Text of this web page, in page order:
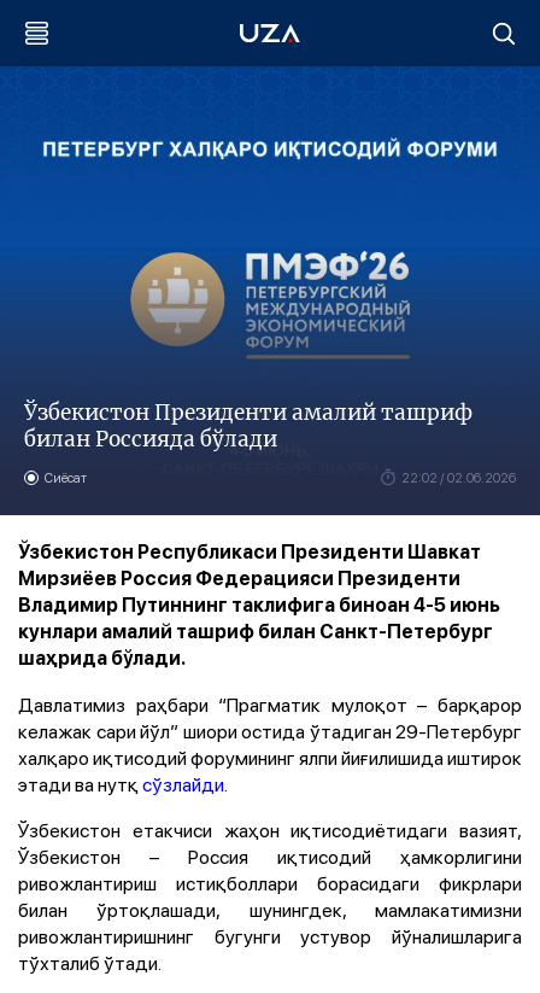
Ўзбекистон Президенти амалий ташриф
билан Россияда бўлади
Сиёсат 22:02 / 02.06.2026
Ўзбекистон Республикаси Президенти Шавкат
Мирзиёев Россия Федерацияси Президенти
Владимир Путиннинг таклифига биноан 4-5 июнь
кунлари амалий ташриф билан Санкт-Петербург
шаҳрида бўлади.
Давлатимиз раҳбари “Прагматик мулоқот – барқарор
келажак сари йўл” шиори остида ўтадиган 29-Петербург
халқаро иқтисодий форумининг ялпи йиғилишида иштирок
этади ва нутқсўзлайди.
Ўзбекистон етакчиси жаҳон иқтисодиётидаги вазият,
Ўзбекистон – Россия иқтисодий ҳамкорлигини
ривожлантириш истиқболлари борасидаги фикрлари
билан ўртоқлашади, шунингдек, мамлакатимизни
ривожлантиришнинг бугунги устувор йўналишларига
тўхталиб ўтади.